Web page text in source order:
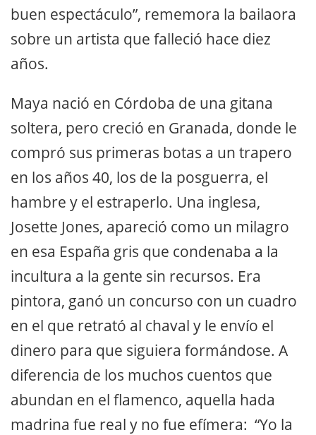
buen espectáculo”, rememora la bailaora
sobre un artista que falleció hace diez
años.
Maya nació en Córdoba de una gitana
soltera, pero creció en Granada, donde le
compró sus primeras botas a un trapero
en los años 40, los de la posguerra, el
hambre y el estraperlo. Una inglesa,
Josette Jones, apareció como un milagro
en esa España gris que condenaba a la
incultura a la gente sin recursos. Era
pintora, ganó un concurso con un cuadro
en el que retrató al chaval y le envío el
dinero para que siguiera formándose. A
diferencia de los muchos cuentos que
abundan en el flamenco, aquella hada
madrina fue real y no fue efímera: “Yo la